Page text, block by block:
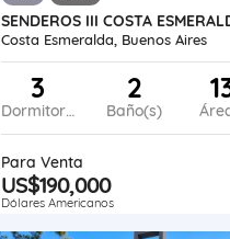
Costa Esmeralda, Buenos Aires
3
Dormitorios
2
Baño(s)
Para Venta
US$190,000
Dólares Americanos